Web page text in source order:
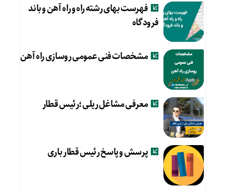
فهرست بهای رشته راه و راه آهن و باند
فرودگاه
مشخصات فنی عمومی روسازی راه آهن
معرفی مشاغل ریلی؛رئیس قطار
پرسش و پاسخ رئیس قطار باری